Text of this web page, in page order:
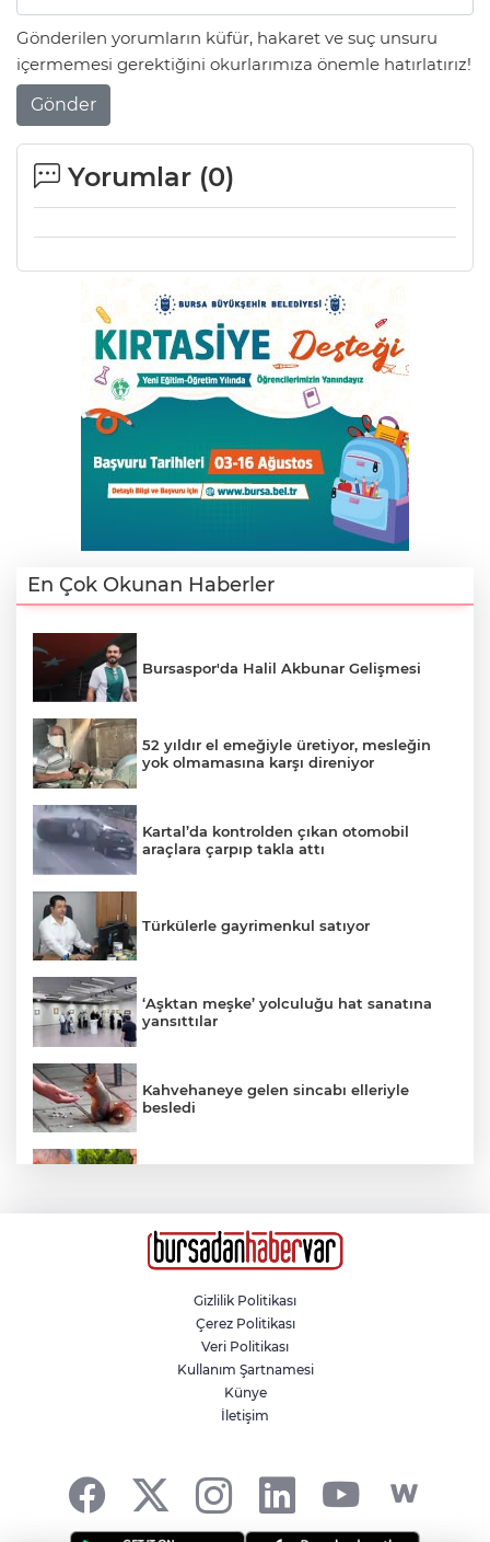
Gönderilen yorumların küfür, hakaret ve suç unsuru
içermemesi gerektiğini okurlarımıza önemle hatırlatırız!
Gönder
Yorumlar (0)
En Çok Okunan Haberler
Bursaspor'da Halil Akbunar Gelişmesi
52 yıldır el emeğiyle üretiyor, mesleğin
yok olmamasına karşı direniyor
Kartal’da kontrolden çıkan otomobil
araçlara çarpıp takla attı
Türkülerle gayrimenkul satıyor
‘Aşktan meşke’ yolculuğu hat sanatına
yansıttılar
Kahvehaneye gelen sincabı elleriyle
besledi
Çoban köpeğini tüfekle vurup sakat
ÖZER MATLI’YA KAPALIÇARŞI’DA SEVGİ
Gizlilik Politikası
Çerez Politikası
Veri Politikası
Kullanım Şartnamesi
Künye
İletişim